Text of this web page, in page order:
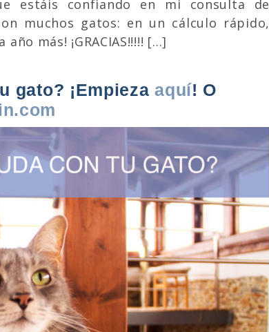
estáis confiando en mi consulta de
muchos gatos: en un cálculo rápido,
más! ¡GRACIAS!!!!! […]
gato? ¡Empiezaaquí! O